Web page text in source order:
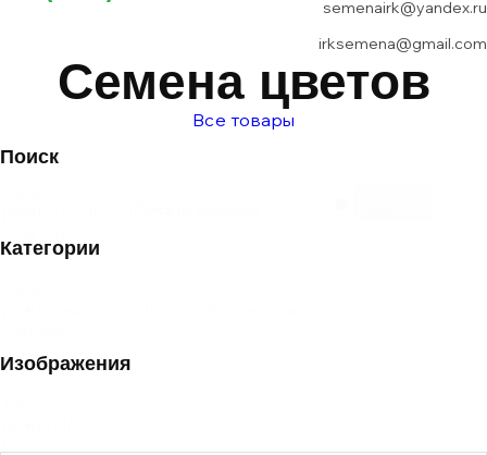
semenairk@yandex.ru
irksemena@gmail.com
Семена цветов
Все товары
Поиск
title
Категории
Изображения